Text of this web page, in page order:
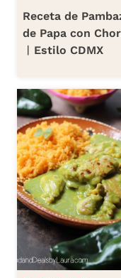
Receta de
de Papa con
︱Estilo CDMX